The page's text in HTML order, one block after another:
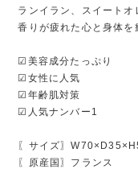
ランイラン、スイート
香りが疲れた心と身体を
☑美容成分たっぷり
☑女性に人気
☑年齢肌対策
☑人気ナンバー1
〖サイズ〗
〖原産国〗フランス